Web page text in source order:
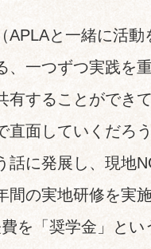
と一緒に活動
、一つずつ実践を
有することができ
直面していくだろ
話に発展し、現地
間の実地研修を実
を「奨学金」と